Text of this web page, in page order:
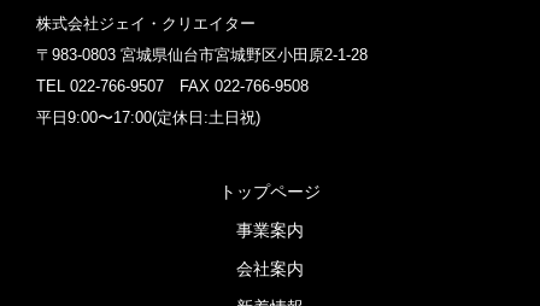
株式会社ジェイ・クリエイター
〒983-0803 宮城県仙台市宮城野区小田原2-1-28
TEL 022-766-9507 FAX 022-766-9508
平日9:00〜17:00(定休日:土日祝)
トップページ
事業案内
会社案内